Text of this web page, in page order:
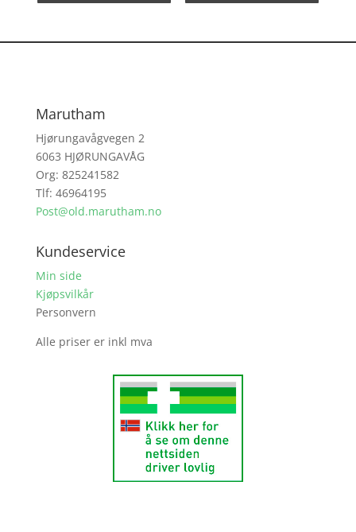
Marutham
Hjørungavågvegen 2
6063 HJØRUNGAVÅG
Org: 825241582
Tlf: 46964195
Post@old.marutham.no
Kundeservice
Min side
Kjøpsvilkår
Personvern
Alle priser er inkl mva